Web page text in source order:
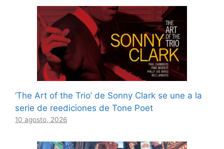
‘The Art of the Trio’ de Sonny Clark se une a la
serie de reediciones de Tone Poet
10 agosto, 2026